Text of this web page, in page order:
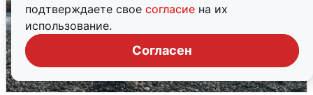
подтверждаете свое согласие на их
использование.
Согласен